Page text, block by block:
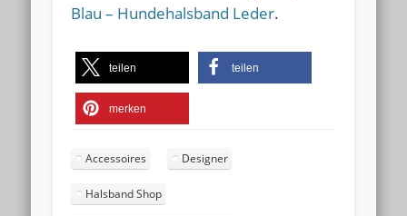
Blau – Hundehalsband Leder.
teilen teilen
merken
Accessoires Designer
Halsband Shop